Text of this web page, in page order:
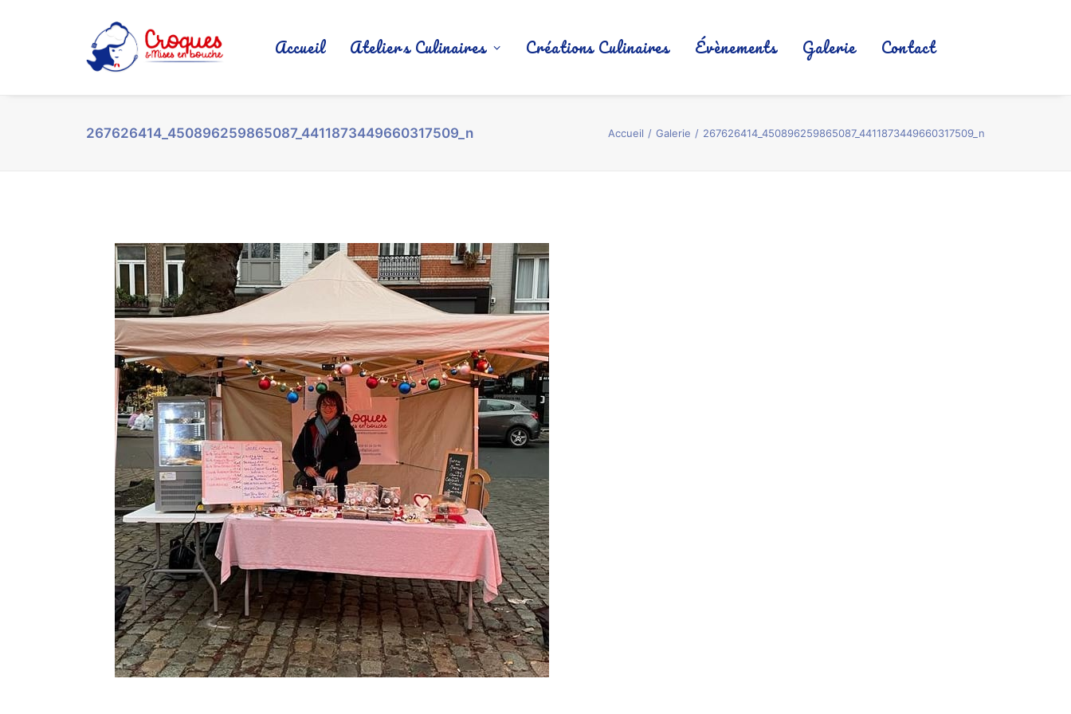
Accueil Ateliers Culinaires Créations Culinaires Évènements Galerie Contact
267626414_450896259865087_4411873449660317509_n Accueil Galerie 267626414_450896259865087_4411873449660317509_n